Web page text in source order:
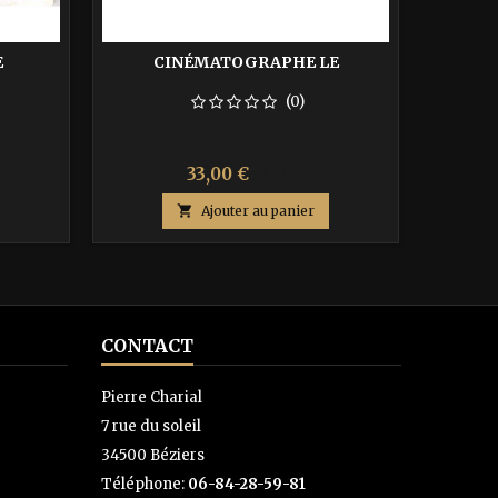
CINÉMATOGRAPHE LE
(0)
Prix
33,00 €
base
 Ajouter au panier
CONTACT
Pierre Charial
7 rue du soleil
34500 Béziers
Téléphone: 06-84-28-59-81